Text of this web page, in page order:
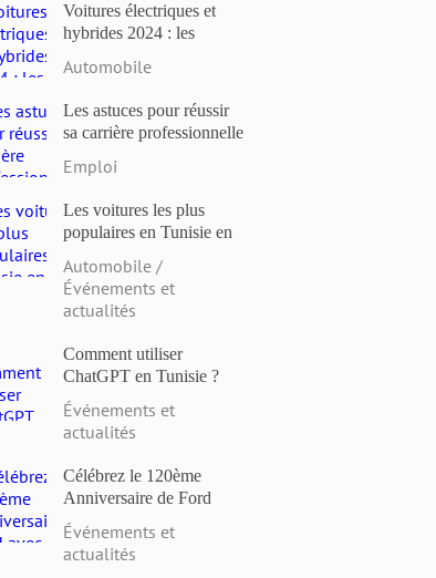
Voitures électriques et
hybrides 2024 : les
et les dernières
Automobile
Les astuces pour réussir
sa carrière professionnelle
Emploi
Les voitures les plus
populaires en Tunisie en
prix et des caractéristiques
Automobile /
Événements et
actualités
Comment utiliser
ChatGPT en Tunisie ?
Événements et
actualités
Célébrez le 120ème
Anniversaire de Ford
avec Alpha Ford en
Tunisie : Profitez de
Remises Exceptionnelles
Événements et
actualités